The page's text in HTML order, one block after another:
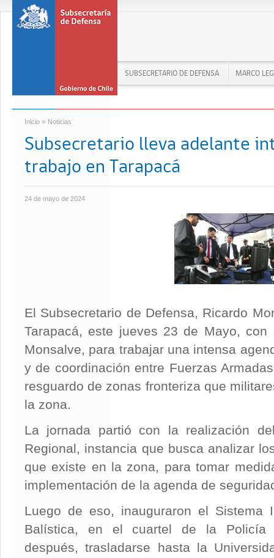
SUBSECRETARIO DE DEFENSA MARCO
Inicio » Noticias
Subsecretario lleva adelante
trabajo en Tarapacá
24 de mayo de 2024
El Subsecretario de Defensa, Ricardo
Tarapacá, este jueves 23 de Mayo,
Monsalve, para trabajar una intensa
y de coordinación entre Fuerzas
resguardo de zonas fronteriza que
la zona.
La jornada partió con la realización
Regional, instancia que busca analizar
que existe en la zona, para tomar
implementación de la agenda de
Luego de eso, inauguraron el Sistema
Balística, en el cuartel de la Policía
después, trasladarse hasta la